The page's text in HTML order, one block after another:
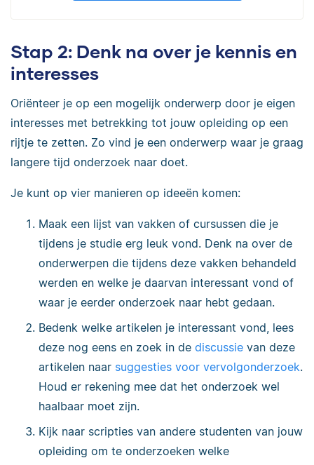
Stap 2: Denk na over je kennis en
interesses
Oriënteer je op een mogelijk onderwerp door je eigen
interesses met betrekking tot jouw opleiding op een
rijtje te zetten. Zo vind je een onderwerp waar je graag
langere tijd onderzoek naar doet.
Je kunt op vier manieren op ideeën komen:
Maak een lijst van vakken of cursussen die je
tijdens je studie erg leuk vond. Denk na over de
onderwerpen die tijdens deze vakken behandeld
werden en welke je daarvan interessant vond of
waar je eerder onderzoek naar hebt gedaan.
Bedenk welke artikelen je interessant vond, lees
deze nog eens en zoek in de discussie van deze
artikelen naar suggesties voor vervolgonderzoek.
Houd er rekening mee dat het onderzoek wel
haalbaar moet zijn.
Kijk naar scripties van andere studenten van jouw
opleiding om te onderzoeken welke